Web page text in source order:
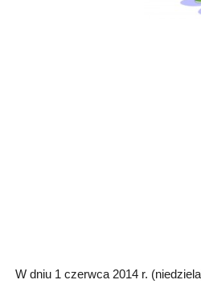
W dniu 1 czerwca 2014 r.